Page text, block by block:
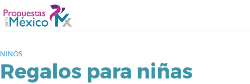
NIÑOS
Regalos para niñas